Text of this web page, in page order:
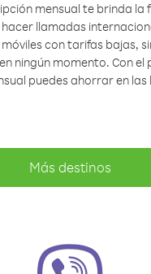
mensual te brinda la
llamadas
con tarifas bajas,
ningún momento. Con el
puedes ahorrar en
Más destinos